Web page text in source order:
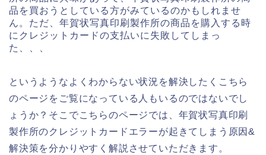
品を買おうとしている方がみているのかもしれませ
ん。ただ、年賀状写真印刷製作所の商品を購入する時
にクレジットカードの支払いに失敗してしまっ
た、、、
というようなよくわからない状況を解決したくこちら
のページをご覧になっている人もいるのではないでし
ょうか？そこでこちらのページでは、年賀状写真印刷
製作所のクレジットカードエラーが起きてしまう原因&
解決策を分かりやすく解説させていただきます。